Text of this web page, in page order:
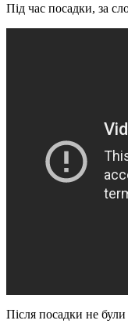
Під час посадки, за
Після посадки не були